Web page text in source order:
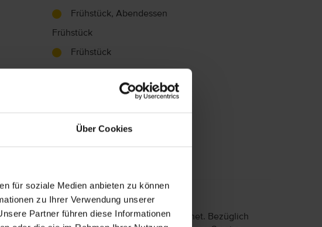
Über Cookies
für soziale Medien anbieten zu können
zu Ihrer Verwendung unserer
Partner führen diese Informationen
Frühstück, Abendessen
Frühstück
Frühstück
mit eingeschränkter Mobilität geeignet. Bezüglich